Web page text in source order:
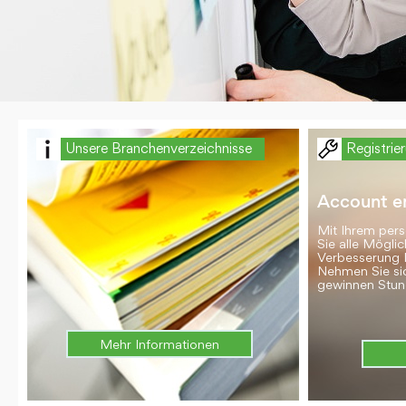
Unsere Branchenverzeichnisse
Mehr Informationen
Account
Mit Ihrem
Sie alle
Verbesserung
Nehmen Sie
gewinnen